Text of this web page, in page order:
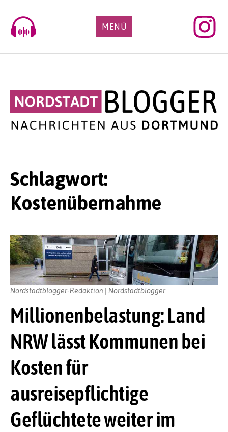
content
MENÜ
Schlagwort:
Kostenübernahme
Millionenbelastung: Land
NRW lässt Kommunen bei
Kosten für
ausreisepflichtige
Geflüchtete weiter im
Nordstadtblogger-Redaktion | Nordstadtblogger